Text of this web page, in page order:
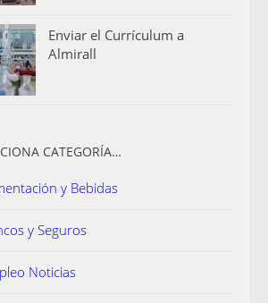
Enviar el Currículum a
Almirall
CATEGORÍA…
y Bebidas
y Seguros
Noticias